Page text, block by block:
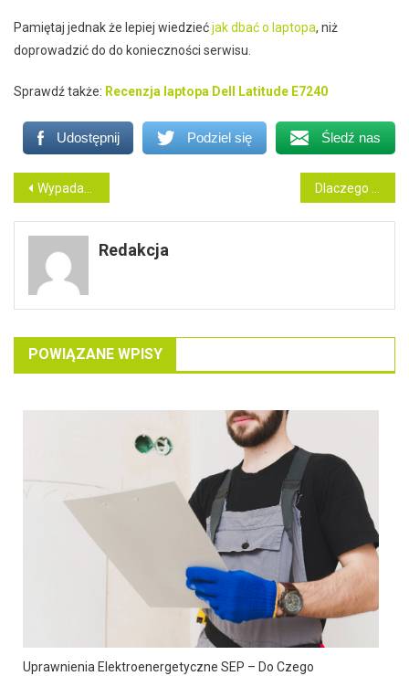
Pamiętaj jednak że lepiej wiedziećjak dbać o laptopa, niż
doprowadzić do do konieczności serwisu.
Sprawdź także: Recenzja laptopa Dell Latitude E7240
Udostępnij Podziel się Śledź nas
Nawigacja
wpisu
Wypadanie zębów u dorosłych i dzieci
Redakcja
POWIĄZANE WPISY
Uprawnienia Elektroenergetyczne SEP – Do Czego